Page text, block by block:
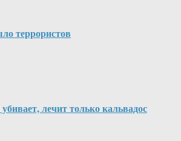
террористов
лечит только кальвадос